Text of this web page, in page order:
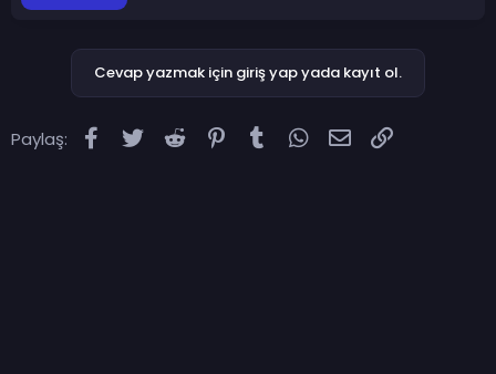
Cevap yazmak için giriş yap yada kayıt ol.
Paylaş: Facebook
Twitter Reddit Pinterest
Tumblr WhatsApp
E-posta